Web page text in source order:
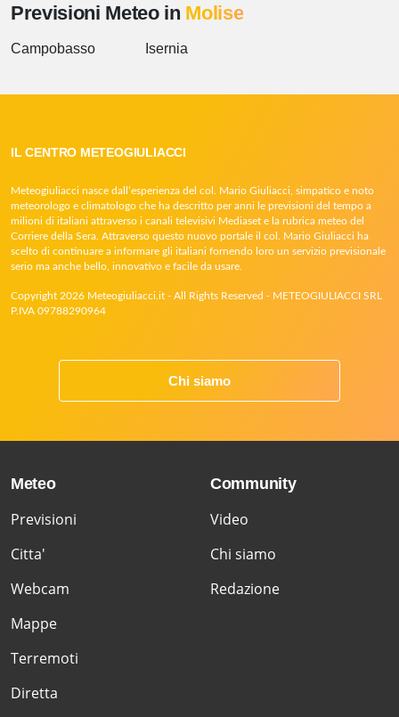
Previsioni Meteo in Molise
Campobasso Isernia
IL CENTRO METEOGIULIACCI
Meteogiuliacci nasce dall’esperienza del col. Mario Giuliacci, simpatico e noto
meteorologo e climatologo che ha descritto per anni le previsioni del tempo a
milioni di italiani attraverso i canali televisivi Mediaset e la rubrica meteo del
Corriere della Sera. Attraverso questo nuovo portale il col. Mario Giuliacci ha
scelto di continuare a informare gli italiani fornendo loro un servizio previsionale
serio ma anche bello, innovativo e facile da usare.
Copyright 2026 Meteogiuliacci.it - All Rights Reserved - METEOGIULIACCI SRL
P.IVA 09788290964
Chi siamo
Meteo
Previsioni
Citta'
Webcam
Mappe
Terremoti
Diretta
Community
Video
Chi siamo
Redazione